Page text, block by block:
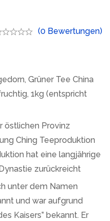
(0 Bewertungen)
Grüner Tee China
1kg (entspricht
östlichen Provinz
Ching Teeproduktion
hat eine langjährige
zurückreicht
unter dem Namen
und war aufgrund
Kaisers” bekannt. Er